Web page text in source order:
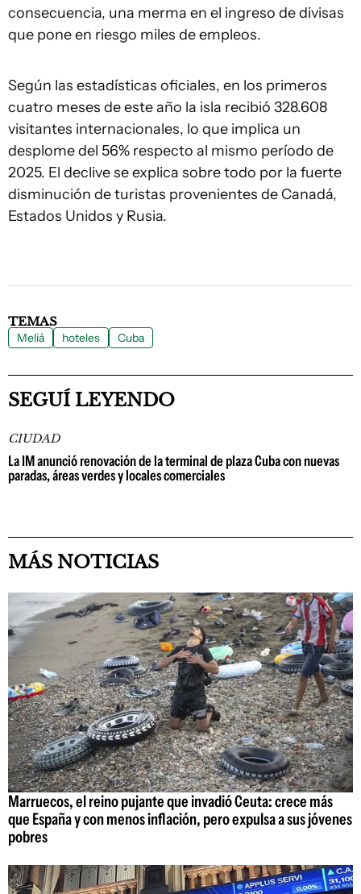
consecuencia, una merma en el ingreso de divisas
que pone en riesgo miles de empleos.
Según las estadísticas oficiales, en los primeros
cuatro meses de este año la isla recibió 328.608
visitantes internacionales, lo que implica un
desplome del 56% respecto al mismo período de
2025. El declive se explica sobre todo por la fuerte
disminución de turistas provenientes de Canadá,
Estados Unidos y Rusia.
TEMAS
Meliá hoteles Cuba
SEGUÍ LEYENDO
CIUDAD
La IM anunció renovación de la terminal de plaza Cuba con nuevas
paradas, áreas verdes y locales comerciales
MÁS NOTICIAS
Marruecos, el reino pujante que invadió Ceuta: crece más
que España y con menos inflación, pero expulsa a sus jóvenes
pobres